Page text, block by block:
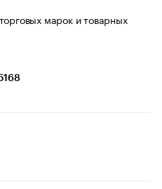
марок и товарных